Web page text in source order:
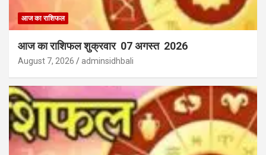
आज का राशिफल
आज का राशिफल शुक्रवार 07 अगस्त 2026
August 7, 2026 adminsidhbali